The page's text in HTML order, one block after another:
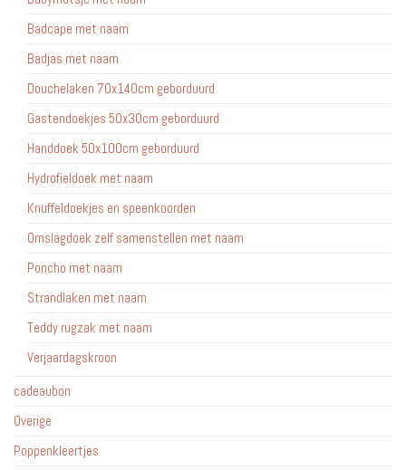
Badcape met naam
Badjas met naam
Douchelaken 70x140cm geborduurd
Gastendoekjes 50x30cm geborduurd
Handdoek 50x100cm geborduurd
Hydrofieldoek met naam
Knuffeldoekjes en speenkoorden
Omslagdoek zelf samenstellen met naam
Poncho met naam
Strandlaken met naam
Teddy rugzak met naam
Verjaardagskroon
cadeaubon
Overige
Poppenkleertjes